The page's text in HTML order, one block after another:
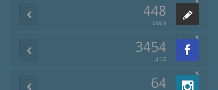
448
פוסטים
3454
LIKES
64